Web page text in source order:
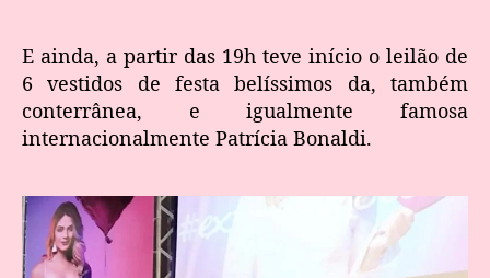
E ainda, a partir das 19h teve início o leilão de
6 vestidos de festa belíssimos da, também
conterrânea, e igualmente famosa
internacionalmente Patrícia Bonaldi.